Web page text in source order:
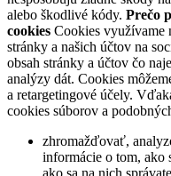
alebo škodlivé kódy. Prečo
cookies Cookies využívame
stránky a našich účtov na
obsah stránky a účtov čo
analýzy dát. Cookies
a retargetingové účely.
cookies súborov a
zhromažďovať,
informácie o tom, ako